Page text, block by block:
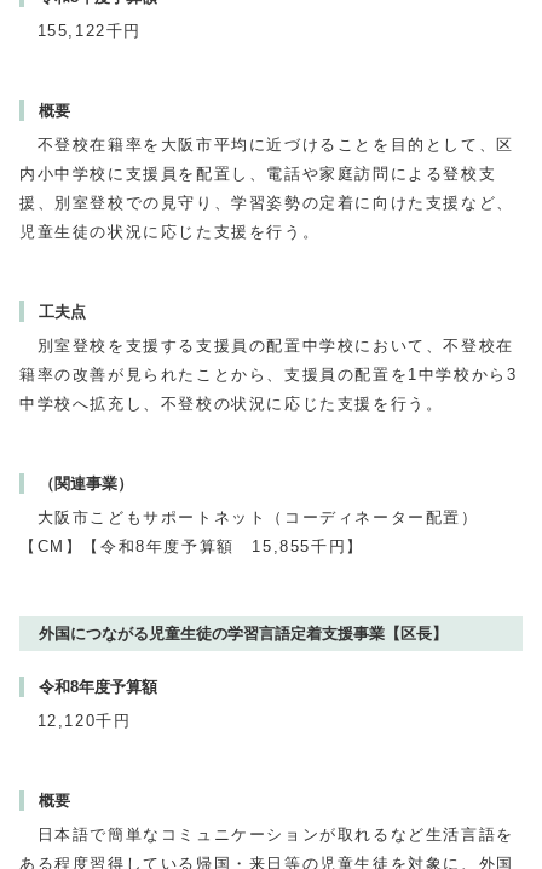
155,122千円
概要
不登校在籍率を大阪市平均に近づけることを目的として、区
内小中学校に支援員を配置し、電話や家庭訪問による登校支
援、別室登校での見守り、学習姿勢の定着に向けた支援など、
児童生徒の状況に応じた支援を行う。
工夫点
別室登校を支援する支援員の配置中学校において、不登校在
籍率の改善が見られたことから、支援員の配置を1中学校から3
中学校へ拡充し、不登校の状況に応じた支援を行う。
（関連事業）
大阪市こどもサポートネット（コーディネーター配置）
【CM】【令和8年度予算額 15,855千円】
外国につながる児童生徒の学習言語定着支援事業【区長】
令和8年度予算額
12,120千円
概要
日本語で簡単なコミュニケーションが取れるなど生活言語を
ある程度習得している帰国・来日等の児童生徒を対象に、外国